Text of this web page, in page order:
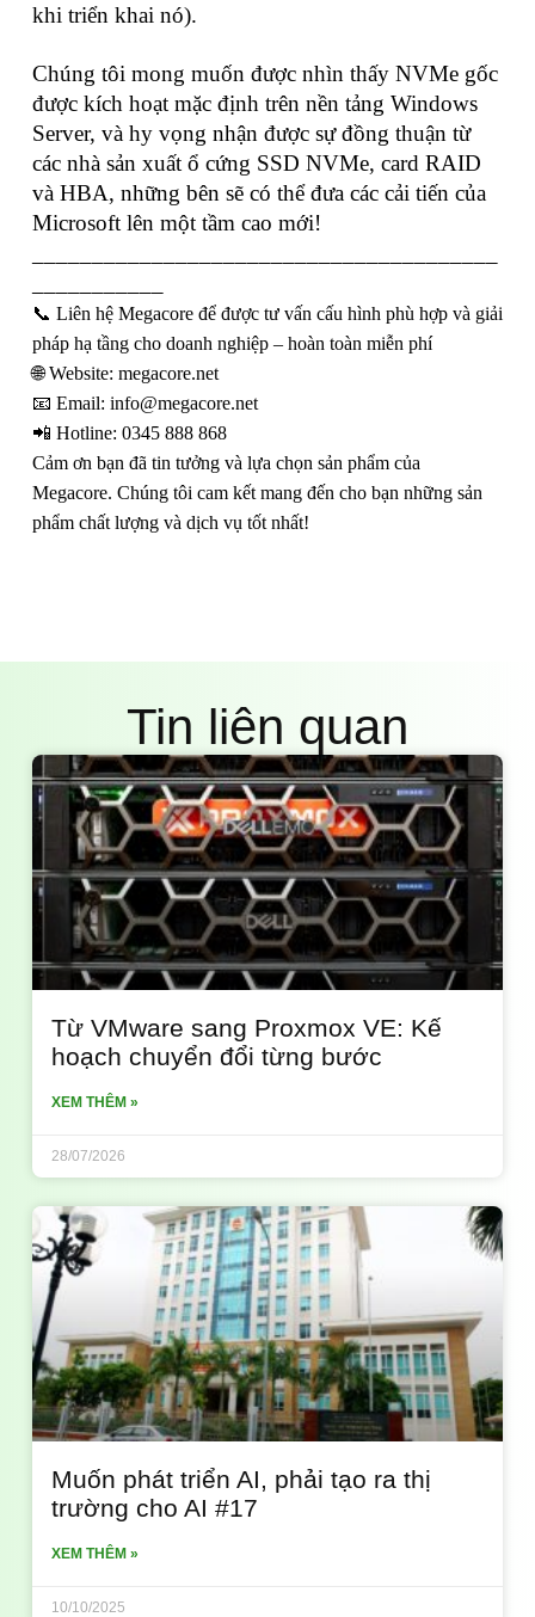
khi triển khai nó).
Chúng tôi mong muốn được nhìn thấy NVMe gốc
được kích hoạt mặc định trên nền tảng Windows
Server, và hy vọng nhận được sự đồng thuận từ
các nhà sản xuất ổ cứng SSD NVMe, card RAID
và HBA, những bên sẽ có thể đưa các cải tiến của
Microsoft lên một tầm cao mới!
📞 Liên hệ Megacore để được tư vấn cấu hình phù hợp và giải
pháp hạ tầng cho doanh nghiệp – hoàn toàn miễn phí
🌐 Website: megacore.net
📧 Email: info@megacore.net
📲 Hotline: 0345 888 868
Cảm ơn bạn đã tin tưởng và lựa chọn sản phẩm của
Megacore. Chúng tôi cam kết mang đến cho bạn những sản
phẩm chất lượng và dịch vụ tốt nhất!
Tin liên quan
Từ VMware sang Proxmox VE: Kế
hoạch chuyển đổi từng bước
XEM THÊM »
28/07/2026
Muốn phát triển AI, phải tạo ra thị
trường cho AI #17
XEM THÊM »
10/10/2025